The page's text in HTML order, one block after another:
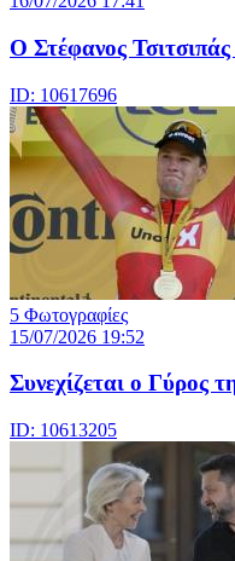
Ο Στέφανος
ID: 10617696
5 Φωτογραφίες
15/07/2026 19:52
Συνεχίζεται ο Γύρος
ID: 10613205